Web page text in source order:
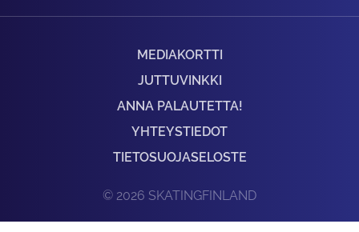
MEDIAKORTTI
JUTTUVINKKI
ANNA PALAUTETTA!
YHTEYSTIEDOT
TIETOSUOJASELOSTE
© 2026 SKATINGFINLAND